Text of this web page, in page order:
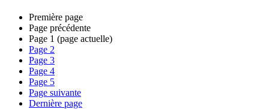
Première page
Page précédente
Page 1 (page actuelle)
Page 2
Page 3
Page 4
Page 5
Page suivante
Dernière page